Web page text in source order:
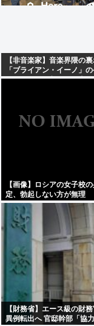
【非音楽家】音楽界隈の
「ブライアン・イーノ」
メンがお気に入りの仕事
【画像】ロシアの女子校
定、勃起しない方が無理
【財務省】エース級の財
異例転出へ 官邸幹部「協